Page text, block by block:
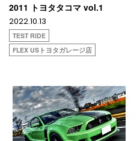
2011 トヨタタコマ vol.1
2022.10.13
TEST RIDE
FLEX USトヨタガレージ店